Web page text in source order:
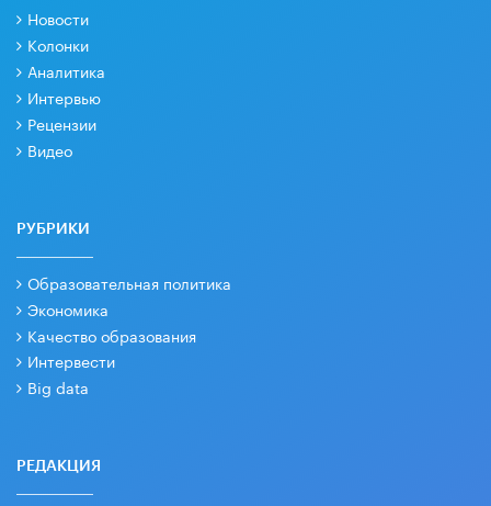
Новости
Колонки
Аналитика
Интервью
Рецензии
Видео
РУБРИКИ
Образовательная политика
Экономика
Качество образования
Интервести
Big data
РЕДАКЦИЯ